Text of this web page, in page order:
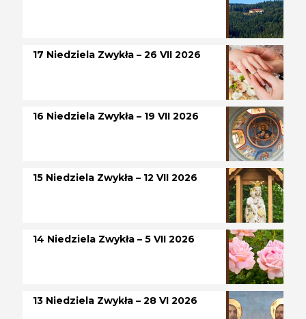
17 Niedziela Zwykła – 26 VII 2026
16 Niedziela Zwykła – 19 VII 2026
15 Niedziela Zwykła – 12 VII 2026
14 Niedziela Zwykła – 5 VII 2026
13 Niedziela Zwykła – 28 VI 2026